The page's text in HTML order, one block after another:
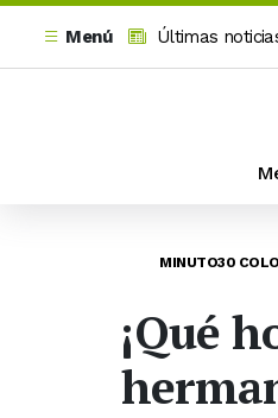
Menú
Últimas
MINUTO30
¡Qué